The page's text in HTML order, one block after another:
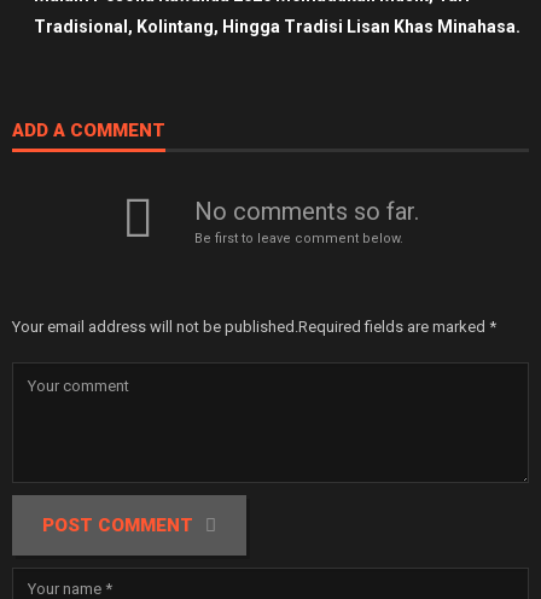
Tradisional, Kolintang, Hingga Tradisi Lisan Khas Minahasa.
ADD A COMMENT
No comments so far.
Be first to leave comment below.
Your email address will not be published.Required fields are marked *
POST COMMENT